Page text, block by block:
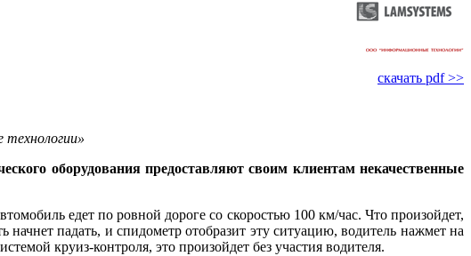
скачать pdf >>
оборудования предоставляют своим клиентам некачественные
едет по ровной дороге со скоростью 100 км/час. Что произойдет,
начнет падать, и спидометр отобразит эту ситуацию, водитель нажмет на
круиз-контроля, это произойдет без участия водителя.